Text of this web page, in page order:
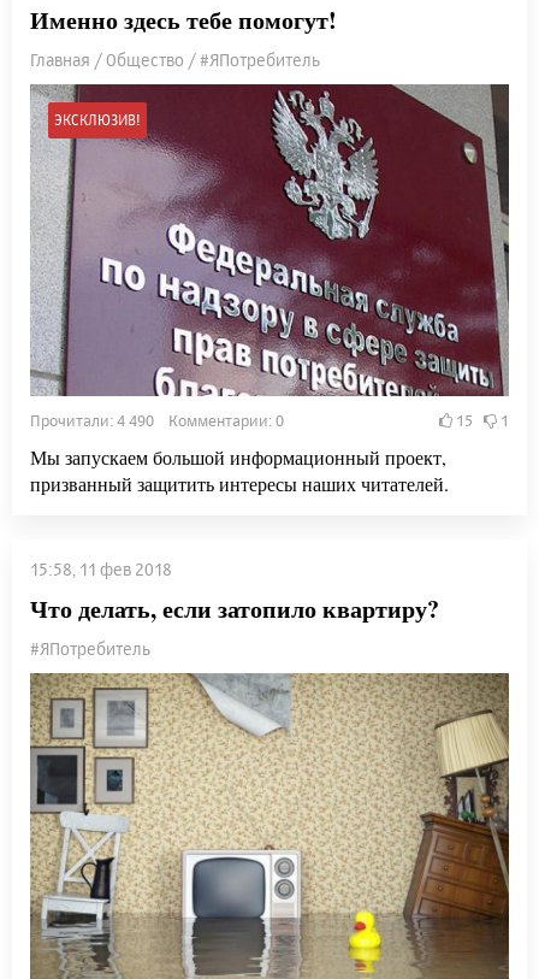
Именно здесь тебе помогут!
Главная / Общество / #ЯПотребитель
ЭКСКЛЮЗИВ!
Прочитали: 4 490 Комментарии: 0 15 1
Мы запускаем большой информационный проект,
призванный защитить интересы наших читателей.
15:58, 11 фев 2018
Что делать, если затопило квартиру?
#ЯПотребитель